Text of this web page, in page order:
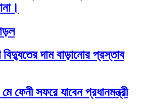
দাম বাড়ানোর প্রস্তাব
ফেনী সফরে যাবেন প্রধানমন্ত্রী